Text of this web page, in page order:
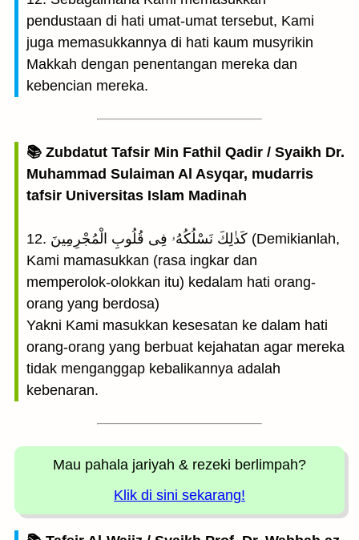
pendustaan di hati umat-umat tersebut, Kami
juga memasukkannya di hati kaum musyrikin
Makkah dengan penentangan mereka dan
kebencian mereka.
📚 Zubdatut Tafsir Min Fathil Qadir / Syaikh Dr.
Muhammad Sulaiman Al Asyqar, mudarris
tafsir Universitas Islam Madinah
12. كَذٰلِكَ نَسْلُكُهُۥ فِى قُلُوبِ الْمُجْرِمِينَ (Demikianlah,
Kami mamasukkan (rasa ingkar dan
memperolok-olokkan itu) kedalam hati orang-
orang yang berdosa)
Yakni Kami masukkan kesesatan ke dalam hati
orang-orang yang berbuat kejahatan agar mereka
tidak menganggap kebalikannya adalah
kebenaran.
Mau pahala jariyah & rezeki berlimpah?
Klik di sini sekarang!